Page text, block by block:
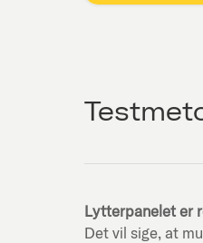
Lytterpanelet er
Det vil sige, at